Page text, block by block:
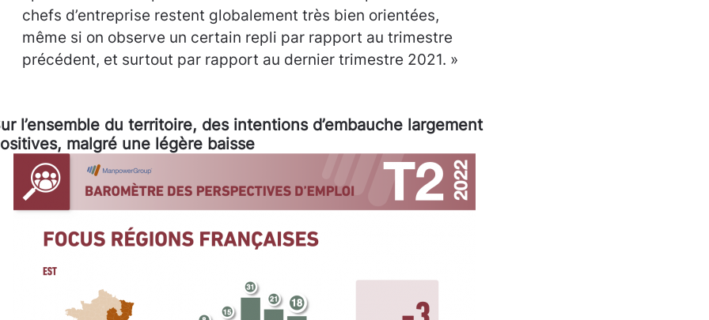
chefs d’entreprise restent globalement très bien orientées,
même si on observe un certain repli par rapport au trimestre
précédent, et surtout par rapport au dernier trimestre 2021. »
l’ensemble du territoire, des intentions d’embauche largement
malgré une légère baisse